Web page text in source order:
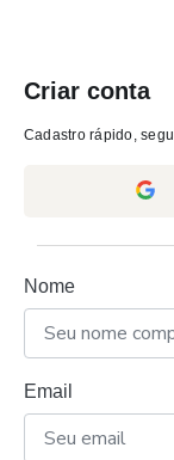
Criar conta
Cadastro rápido,
Nome
Email